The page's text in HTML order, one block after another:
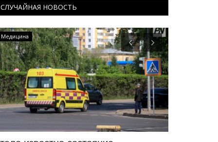
СЛУЧАЙНАЯ НОВОСТЬ
Медицина